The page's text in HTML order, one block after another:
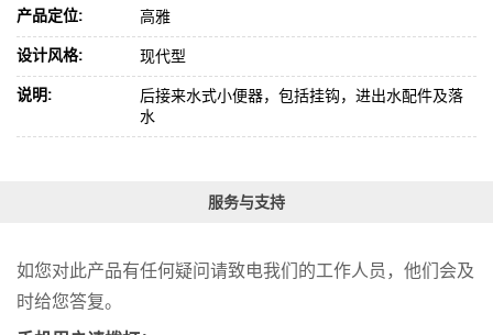
产品定位: 高雅
设计风格: 现代型
说明:
后接来水式小便器，包括挂钩，进出水配件及落
水
服务与支持
如您对此产品有任何疑问请致电我们的工作人员，他们会及
时给您答复。